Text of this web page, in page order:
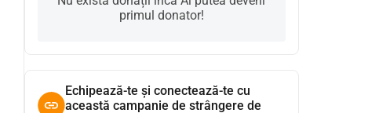
primul donator!
Echipează-te și conectează-te cu
această campanie de strângere de